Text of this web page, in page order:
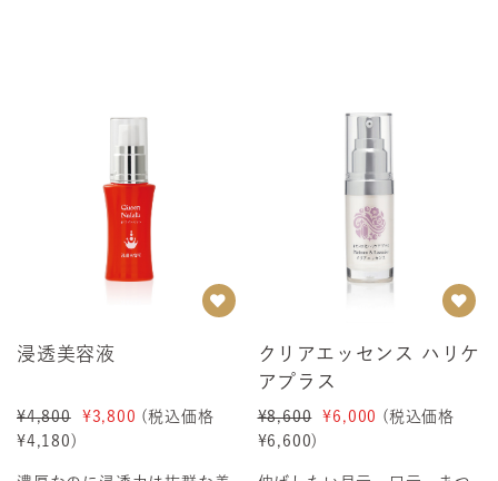
浸透美容液
¥4,800 ¥3,800 (税込価格
¥4,180 )
クリアエッセンス ハリケ
アプラス
¥8,600 ¥6,000 (税込価格
¥6,600)